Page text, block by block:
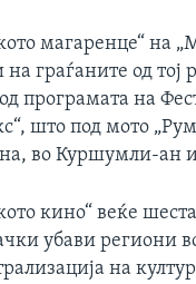
магаренце“ на
граѓаните од
програмата на
што под мото
во Куршумли-ан
кино“ веќе
убави региони
на